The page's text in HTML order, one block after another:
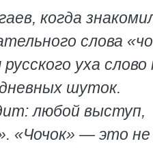
когда
слова
уха
шуток.
любой выступ,
«Чочок» — это не